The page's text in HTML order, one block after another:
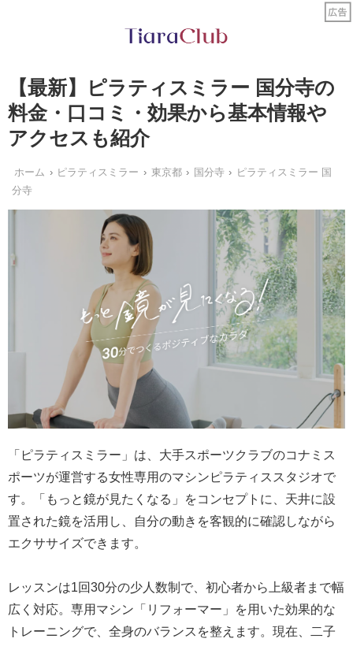
【最新】ピラティスミラー 国分寺の
料金・口コミ・効果から基本情報や
アクセスも紹介
ホーム ピラティスミラー 東京都 国分寺
ピラティスミラー 国
分寺
「ピラティスミラー」は、大手スポーツクラブのコナミス
ポーツが運営する女性専用のマシンピラティススタジオで
す。「もっと鏡が見たくなる」をコンセプトに、天井に設
置された鏡を活用し、自分の動きを客観的に確認しながら
エクササイズできます。
レッスンは1回30分の少人数制で、初心者から上級者まで幅
広く対応。専用マシン「リフォーマー」を用いた効果的な
トレーニングで、全身のバランスを整えます。現在、二子